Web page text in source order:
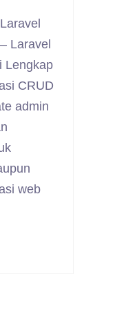
Laravel
Lengkap
CRUD
admin
web